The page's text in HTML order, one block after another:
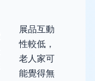
展品互動
性較低，
老人家可
能覺得無